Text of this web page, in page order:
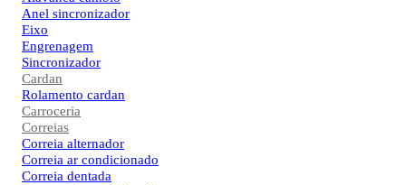
Anel sincronizador
Eixo
Engrenagem
Sincronizador
Cardan
Rolamento cardan
Carroceria
Correias
Correia alternador
Correia ar condicionado
Correia dentada